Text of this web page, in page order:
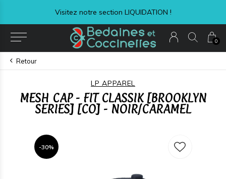
0
Visitez notre section LIQUIDATION !
Retour
LP APPAREL
MESH CAP - FIT CLASSIK [BROOKLYN
SERIES] [CO] - NOIR/CARAMEL
-30%